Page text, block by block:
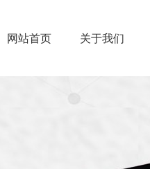
网站首页 关于我们